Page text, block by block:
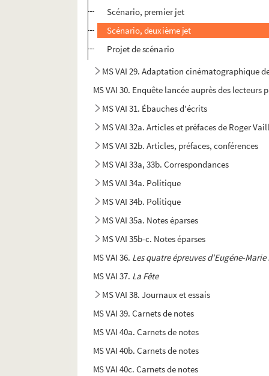
Scénario, premier jet
Scénario, deuxième jet
Projet de scénario
MS VAI 29. Adaptation cinématographique
MS VAI 30. Enquête lancée auprès des lecteurs
MS VAI 31. Ébauches d'écrits
MS VAI 32a. Articles et préfaces de Roger
MS VAI 32b. Articles, préfaces, conférences
MS VAI 33a, 33b. Correspondances
MS VAI 34a. Politique
MS VAI 34b. Politique
MS VAI 35a. Notes éparses
MS VAI 35b-c. Notes éparses
MS VAI 36. Les quatre épreuves d'Eugéne-Marie
MS VAI 37. La Fête
MS VAI 38. Journaux et essais
MS VAI 39. Carnets de notes
MS VAI 40a. Carnets de notes
MS VAI 40b. Carnets de notes
MS VAI 40c. Carnets de notes